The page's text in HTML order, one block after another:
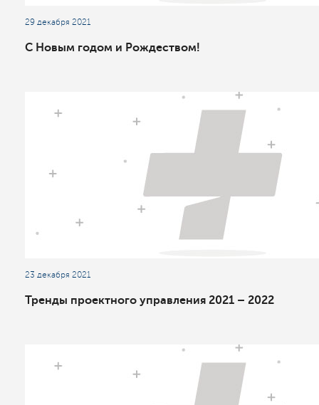
29 декабря 2021
С Новым годом и Рождеством!
23 декабря 2021
Тренды проектного управления 2021 – 2022